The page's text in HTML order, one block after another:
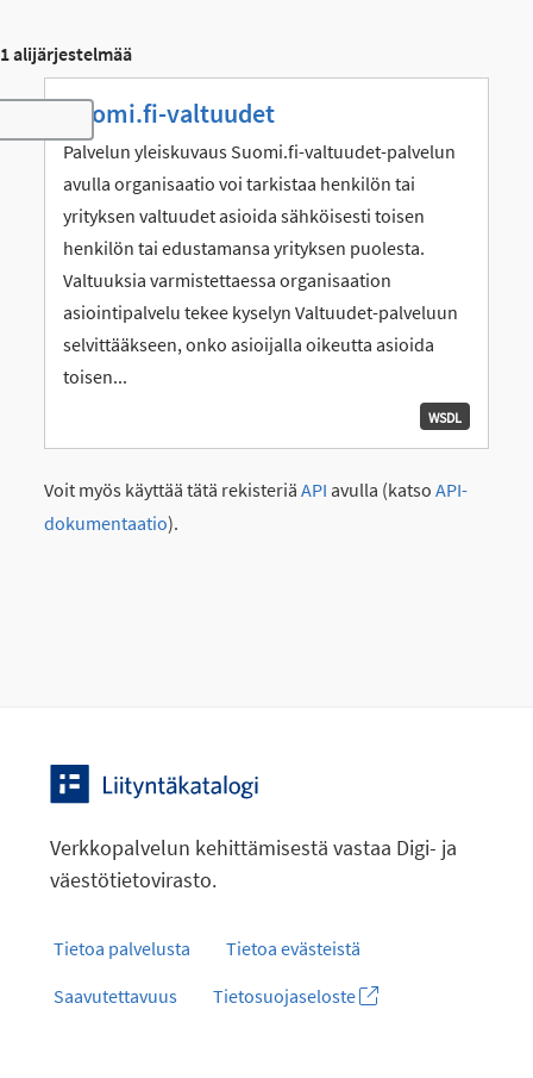
1 alijärjestelmää
Toggle navigation
Suomi.fi-valtuudet
Palvelun yleiskuvaus Suomi.fi-valtuudet-palvelun
avulla organisaatio voi tarkistaa henkilön tai
yrityksen valtuudet asioida sähköisesti toisen
henkilön tai edustamansa yrityksen puolesta.
Valtuuksia varmistettaessa organisaation
asiointipalvelu tekee kyselyn Valtuudet-palveluun
selvittääkseen, onko asioijalla oikeutta asioida
toisen...
WSDL
Voit myös käyttää tätä rekisteriä API avulla (katso API-
dokumentaatio).
Verkkopalvelun kehittämisestä vastaa Digi- ja
väestötietovirasto.
Tietoa palvelusta
Tietoa evästeistä
Saavutettavuus
Tietosuojaseloste